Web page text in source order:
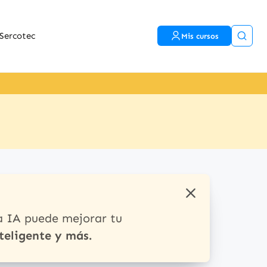
Mis cursos
IA puede mejorar tu
y más.